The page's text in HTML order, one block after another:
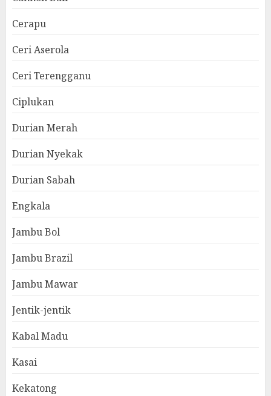
Cerapu
Ceri Aserola
Ceri Terengganu
Ciplukan
Durian Merah
Durian Nyekak
Durian Sabah
Engkala
Jambu Bol
Jambu Brazil
Jambu Mawar
Jentik-jentik
Kabal Madu
Kasai
Kekatong